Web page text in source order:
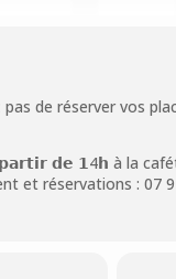
de réserver vos
𝗱𝗲 𝟭4𝗵 à la
et réservations : 07